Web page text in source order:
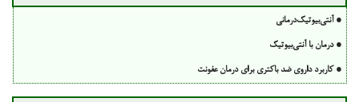
●آنتی‌بیوتیک‌درمانی
●درمان با آنتی‌بیوتیک
●کاربرد داروی ضد باکتری برای درمان عفونت